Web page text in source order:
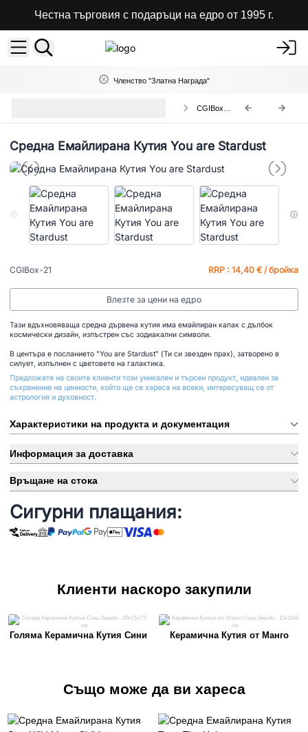
Честна търговия с подаръци на едро от 1995 г.
Членство "Златна Награда"
Средна Емайлирана Кутия You are Stardust
CGIBox-21 RRP : 14,40 € / бройка
Влезте за цени на едро
Тази вдъхновяваща средна дървена кутия има емайлиран капак с дълбок
космически дизайн, изпъстрен със зодиакални символи.
В центъра е посланието "You are Stardust" (Ти си звезден прах), затворено в
силует, изпълнен с цветовете на галактика.
Предложете на своите клиенти този уникален и търсен продукт, идеален за
съхранение на ценности, който ще се хареса на всеки, интересуващ се от
астрология и духовност.
Характеристики на продукта и документация
Информация за доставка
Връщане на стока
Сигурни плащания:
Клиенти наскоро закупили
Голяма Керамична Кутия Сини
Керамична Кутия от Манго
Също може да ви хареса